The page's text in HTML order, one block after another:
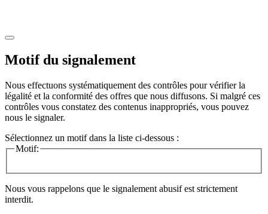
Motif du signalement
Nous effectuons systématiquement des contrôles pour vérifier la
légalité et la conformité des offres que nous diffusons. Si malgré ces
contrôles vous constatez des contenus inappropriés, vous pouvez
nous le signaler.
Sélectionnez un motif dans la liste ci-dessous :
Motif:
Nous vous rappelons que le signalement abusif est strictement
interdit.